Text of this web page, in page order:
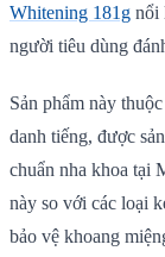
Whitening 181g nổi
người tiêu dùng
Sản phẩm này
danh tiếng, được
chuẩn nha khoa tại
này so với các loại
bảo vệ khoang